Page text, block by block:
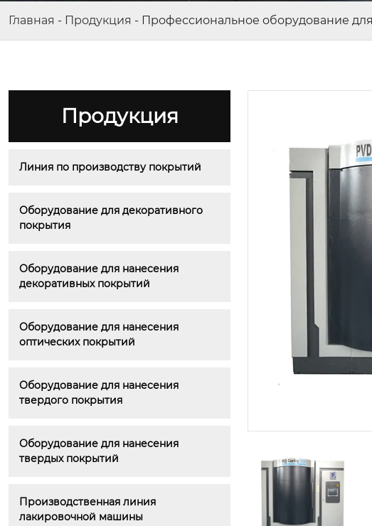
Главная - Продукция - Профессиональное оборудование
Продукция
Линия по производству покрытий
Оборудование для декоративного
покрытия
Оборудование для нанесения
декоративных покрытий
Оборудование для нанесения
оптических покрытий
Оборудование для нанесения
твердого покрытия
Оборудование для нанесения
твердых покрытий
Производственная линия
лакировочной машины